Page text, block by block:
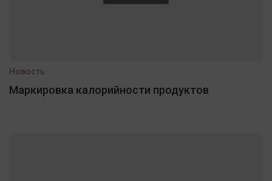
Новость
Маркировка калорийности продуктов